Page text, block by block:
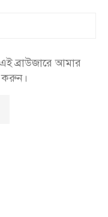
ব্রাউজারে আমার
করুন।